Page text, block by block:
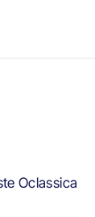
Oclassica